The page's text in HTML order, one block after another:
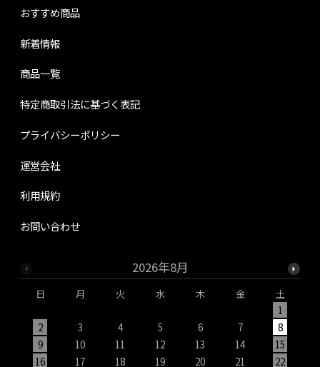
曲）・録音再生・ジャン
プ動作
対象年齢：6歳以上
かわいいカニのぬいぐるみで
子どもも大喜び。誕生日・ク
リスマスギフトに。
おすすめ商品
新着情報
商品一覧
特定商取引法に基づく表記
プライバシーポリシー
運営会社
利用規約
お問い合わせ
2026年8月
日 月 火 水 木 金
土
1
2
3 4 5 6 7
8
9
10 11 12 13 14
15
16
17 18 19 20 21 22